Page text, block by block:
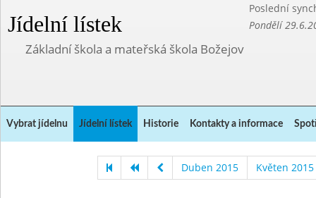
Jídelní lístek
Poslední
Pondělí
Základní škola a mateřská škola Božejov
Vybrat jídelnu Jídelní lístek Historie Kontakty a informace
Duben 2015 Květen 2015